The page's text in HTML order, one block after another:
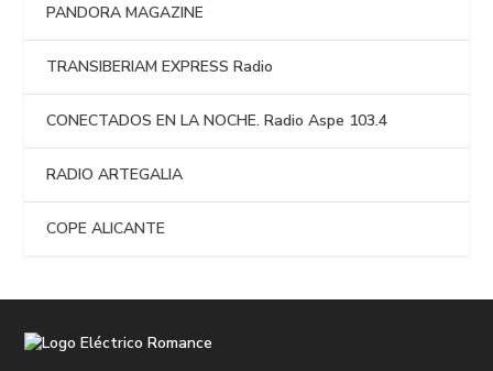
PANDORA MAGAZINE
TRANSIBERIAM EXPRESS Radio
CONECTADOS EN LA NOCHE. Radio Aspe 103.4
RADIO ARTEGALIA
COPE ALICANTE